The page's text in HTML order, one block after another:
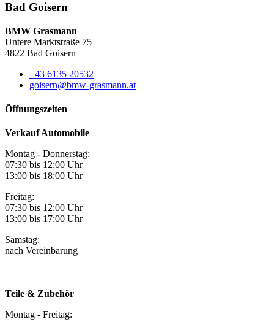
Bad Goisern
BMW Grasmann
Untere Marktstraße 75
4822 Bad Goisern
+43 6135 20532
goisern@bmw-grasmann.at
Öffnungszeiten
Verkauf Automobile
Montag - Donnerstag:
07:30 bis 12:00 Uhr
13:00 bis 18:00 Uhr
Freitag:
07:30 bis 12:00 Uhr
13:00 bis 17:00 Uhr
Samstag:
nach Vereinbarung
Teile & Zubehör
Montag - Freitag: